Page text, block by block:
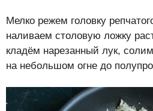
Мелко режем головку
наливаем столовую ложку
кладём нарезанный лук,
на небольшом огне до